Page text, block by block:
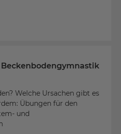
Welche Ursachen gibt es
Übungen für den
und